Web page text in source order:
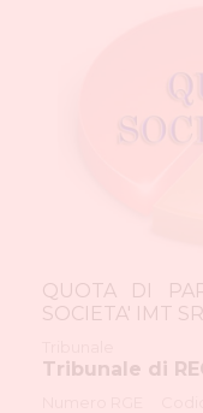
QUOTA DI
SOCIETA' IMT
Tribunale di